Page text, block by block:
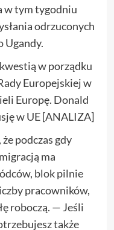
w tym tygodniu
odrzuconych
Ugandy.
w porządku
Europejskiej w
Europę. Donald
w UE [ANALIZA]
podczas gdy
ma
blok pilnie
pracowników,
roboczą. — Jeśli
także